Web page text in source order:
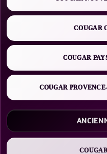
COUGAR
COUGAR
COUGAR